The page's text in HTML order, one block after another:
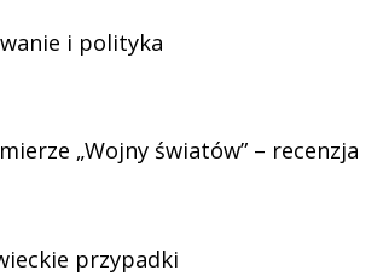
i polityka
„Wojny światów” – recenzja
przypadki